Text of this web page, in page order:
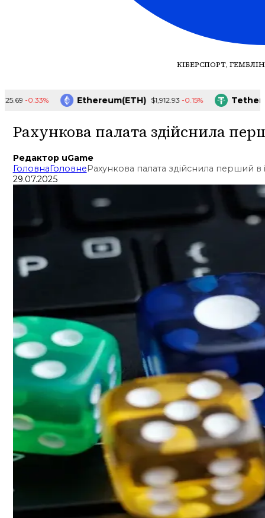
КІБЕРСПОРТ,
-0.33% Ethereum(ETH) $1,912.93 -0.15%
Рахункова палата здійснила
Редактор uGame
ГоловнаГоловнеРахункова палата здійснила перший в
29.07.2025